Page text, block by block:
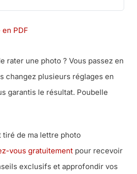
PDF
rater une photo ? Vous passez en
changez plusieurs réglages en
garantis le résultat. Poubelle
tiré de ma lettre photo
vous gratuitement pour recevoir
exclusifs et approfondir vos